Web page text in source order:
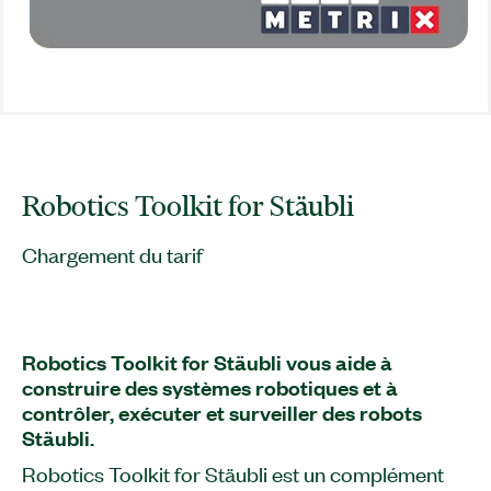
Robotics Toolkit for Stäubli
Chargement du tarif
Robotics Toolkit for Stäubli vous aide à
construire des systèmes robotiques et à
contrôler, exécuter et surveiller des robots
Stäubli.
Robotics Toolkit for Stäubli est un complément